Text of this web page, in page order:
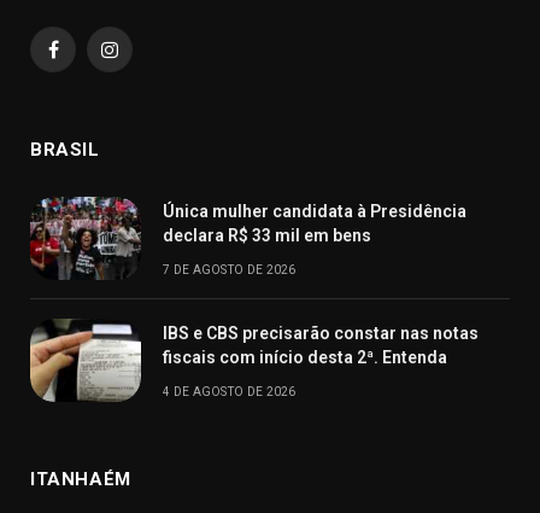
FacebookInstagram
BRASIL
Única mulher candidata à Presidência
declara R$ 33 mil em bens
7 DE AGOSTO DE 2026
IBS e CBS precisarão constar nas notas
fiscais com início desta 2ª. Entenda
4 DE AGOSTO DE 2026
ITANHAÉM